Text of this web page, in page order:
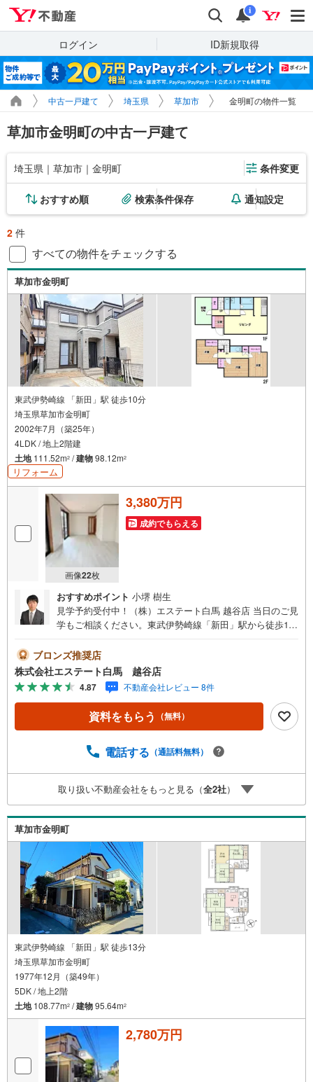
検索 通知
i
ログイン ID新規取得
中古一戸建て 埼玉県 草加市 金明町の物件一覧
草加市金明町の中古一戸建て
埼玉県｜草加市｜金明町 条件変更
おすすめ順 検索条件保存 通知設定
2 件
すべての物件をチェックする
草加市金明町
東武伊勢崎線 「新田」駅 徒歩10分
埼玉県草加市金明町
2002年7月（築25年）
4LDK / 地上2階建
土地111.52m2 /建物98.12m2
リフォーム
画像22枚
3,380万円
成約でもらえる
おすすめポイント 小堺 樹生
見学予約受付中！（株）エステート白馬 越谷店 当日のご見
学もご相談ください。東武伊勢崎線「新田」駅から徒歩10
スタイルに合わせた多彩な活用が可能です。2002年築の落
ち着いた住環境で、新生活を始めてみませんか。ご見学に
あわせて無料の外部FP相談をご利用頂けます。マイホーム
購入だけでなく、老後の資金計画・お子様の教育資金等の
ライフシュミレーションを考慮した上で、無理のない返済
計画をご提案いたします。
ブロンズ推奨店
株式会社エステート白馬 越谷店
4.87 不動産会社レビュー 8件
資料をもらう （無料）
電話する （通話料無料）
取り扱い不動産会社をもっと見る（全2社）
草加市金明町
東武伊勢崎線 「新田」駅 徒歩13分
埼玉県草加市金明町
1977年12月（築49年）
5DK / 地上2階
土地108.77m2 /建物95.64m2
2,780万円